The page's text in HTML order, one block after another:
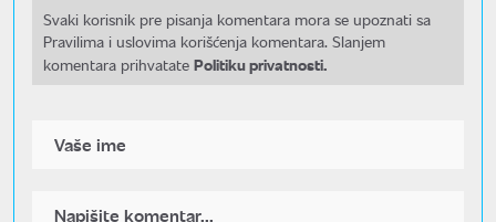
Svaki korisnik pre pisanja komentara mora se upoznati sa
Pravilima i uslovima korišćenja komentara. Slanjem
komentara prihvatate Politiku privatnosti.